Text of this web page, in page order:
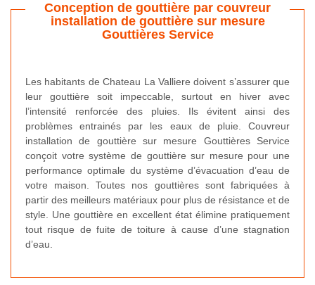
Conception de gouttière par couvreur
installation de gouttière sur mesure
Gouttières Service
Les habitants de Chateau La Valliere doivent s’assurer que
leur gouttière soit impeccable, surtout en hiver avec
l’intensité renforcée des pluies. Ils évitent ainsi des
problèmes entrainés par les eaux de pluie. Couvreur
installation de gouttière sur mesure Gouttières Service
conçoit votre système de gouttière sur mesure pour une
performance optimale du système d’évacuation d’eau de
votre maison. Toutes nos gouttières sont fabriquées à
partir des meilleurs matériaux pour plus de résistance et de
style. Une gouttière en excellent état élimine pratiquement
tout risque de fuite de toiture à cause d’une stagnation
d’eau.